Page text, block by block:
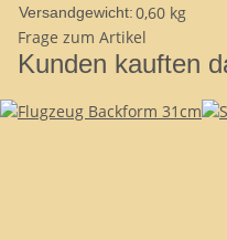
Versandgewicht:0,60 kg
Frage zum Artikel
Kunden kauften